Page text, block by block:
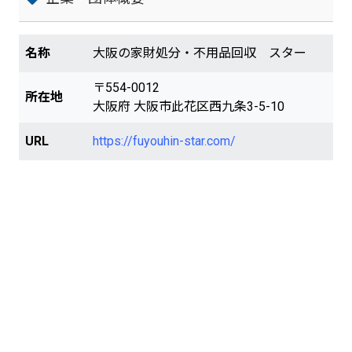
名称 大阪の家財処分・不用品回収 スター
所在地
〒554-0012
大阪府 大阪市此花区西九条3-5-10
URL https://fuyouhin-star.com/